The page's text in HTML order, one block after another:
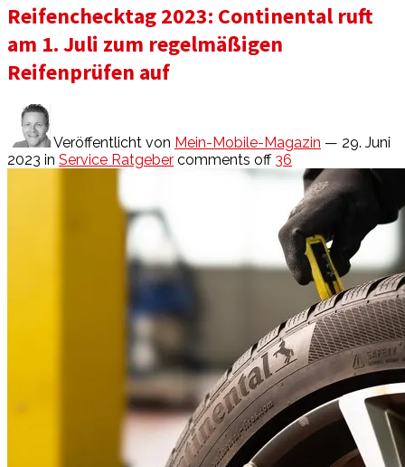
Reifenchecktag 2023: Continental ruft
am 1. Juli zum regelmäßigen
Reifenprüfen auf
Veröffentlicht von Mein-Mobile-Magazin — 29. Juni
2023 in Service Ratgeber comments off 36